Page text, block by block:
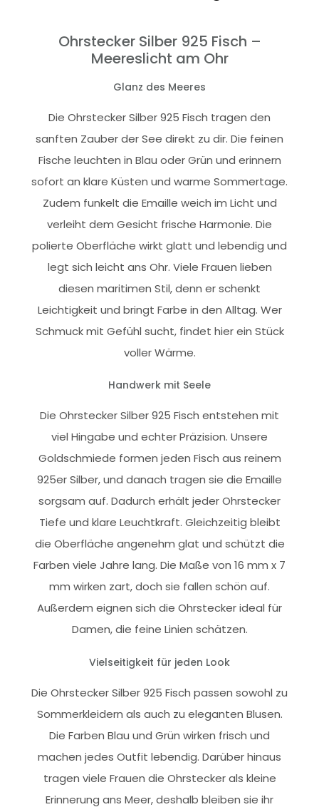
Ohrstecker Silber 925 Fisch –
Meereslicht am Ohr
Glanz des Meeres
Die Ohrstecker Silber 925 Fisch tragen den
sanften Zauber der See direkt zu dir. Die feinen
Fische leuchten in Blau oder Grün und erinnern
sofort an klare Küsten und warme Sommertage.
Zudem funkelt die Emaille weich im Licht und
verleiht dem Gesicht frische Harmonie. Die
polierte Oberfläche wirkt glatt und lebendig und
legt sich leicht ans Ohr. Viele Frauen lieben
diesen maritimen Stil, denn er schenkt
Leichtigkeit und bringt Farbe in den Alltag. Wer
Schmuck mit Gefühl sucht, findet hier ein Stück
voller Wärme.
Handwerk mit Seele
Die Ohrstecker Silber 925 Fisch entstehen mit
viel Hingabe und echter Präzision. Unsere
Goldschmiede formen jeden Fisch aus reinem
925er Silber, und danach tragen sie die Emaille
sorgsam auf. Dadurch erhält jeder Ohrstecker
Tiefe und klare Leuchtkraft. Gleichzeitig bleibt
die Oberfläche angenehm glat und schützt die
Farben viele Jahre lang. Die Maße von 16 mm x 7
mm wirken zart, doch sie fallen schön auf.
Außerdem eignen sich die Ohrstecker ideal für
Damen, die feine Linien schätzen.
Vielseitigkeit für jeden Look
Die Ohrstecker Silber 925 Fisch passen sowohl zu
Sommerkleidern als auch zu eleganten Blusen.
Die Farben Blau und Grün wirken frisch und
machen jedes Outfit lebendig. Darüber hinaus
tragen viele Frauen die Ohrstecker als kleine
Erinnerung ans Meer, deshalb bleiben sie ihr